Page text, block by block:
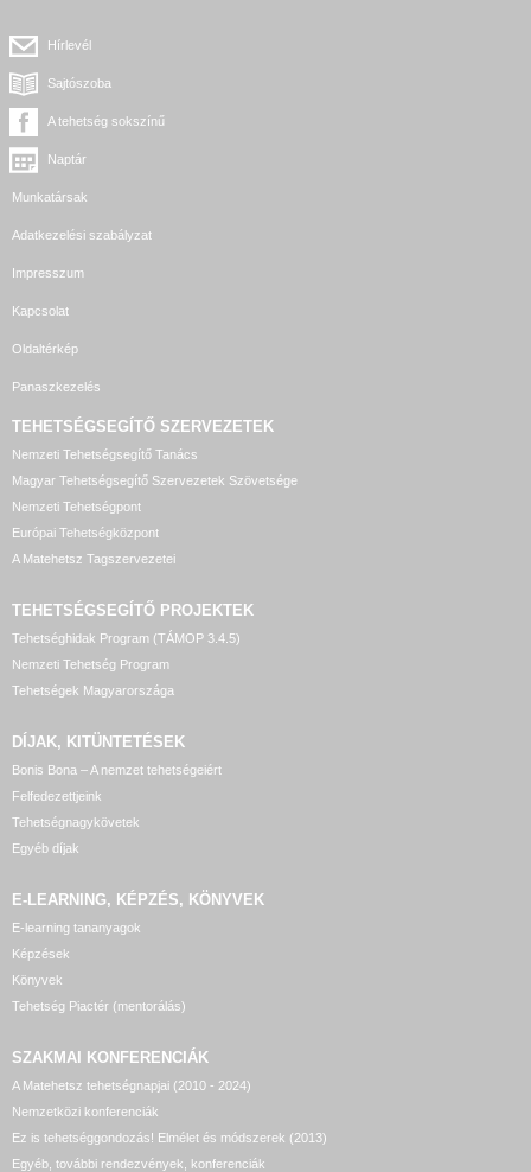
Hírlevél
Sajtószoba
A tehetség sokszínű
Naptár
Munkatársak
Adatkezelési szabályzat
Impresszum
Kapcsolat
Oldaltérkép
Panaszkezelés
TEHETSÉGSEGÍTŐ SZERVEZETEK
Nemzeti Tehetségsegítő Tanács
Magyar Tehetségsegítő Szervezetek Szövetsége
Nemzeti Tehetségpont
Európai Tehetségközpont
A Matehetsz Tagszervezetei
TEHETSÉGSEGÍTŐ PROJEKTEK
Tehetséghidak Program (TÁMOP 3.4.5)
Nemzeti Tehetség Program
Tehetségek Magyarországa
DÍJAK, KITÜNTETÉSEK
Bonis Bona – A nemzet tehetségeiért
Felfedezettjeink
Tehetségnagykövetek
Egyéb díjak
E-LEARNING, KÉPZÉS, KÖNYVEK
E-learning tananyagok
Képzések
Könyvek
Tehetség Piactér (mentorálás)
SZAKMAI KONFERENCIÁK
A Matehetsz tehetségnapjai (2010 - 2024)
Nemzetközi konferenciák
Ez is tehetséggondozás! Elmélet és módszerek (2013)
Egyéb, további rendezvények, konferenciák